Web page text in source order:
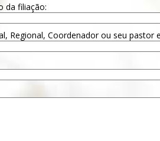
da filiação:
Regional, Coordenador ou seu pastor